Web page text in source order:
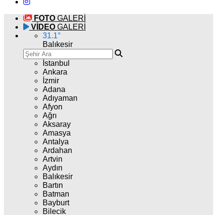
FOTO GALERİ
VİDEO GALERİ
31.1°
Balıkesir
İstanbul
Ankara
İzmir
Adana
Adıyaman
Afyon
Ağrı
Aksaray
Amasya
Antalya
Ardahan
Artvin
Aydın
Balıkesir
Bartın
Batman
Bayburt
Bilecik